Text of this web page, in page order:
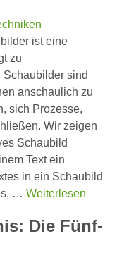
ist eine
zu
Schaubilder sind
anschaulich zu
sich Prozesse,
Wir zeigen
Schaubild
Text ein
in ein Schaubild
… Weiterlesen
Die Fünf-